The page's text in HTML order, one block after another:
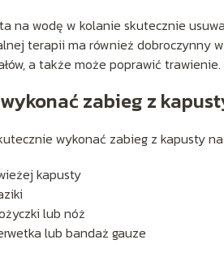
na wodę w kolanie skutecznie
terapii ma również dobroczynny
a także może poprawić trawienie.
zabieg z
wykonać zabieg z kapusty
kapusty
lub nóż
lub bandaż gauze